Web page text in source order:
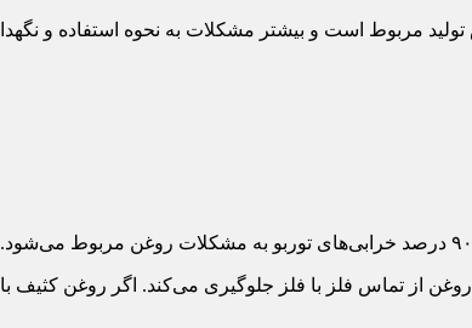
مربوط است و بیشتر مشکلات به نحوه استفاده و
از تماس فلز با فلز جلوگیری می‌کند. اگر روغن کثیف